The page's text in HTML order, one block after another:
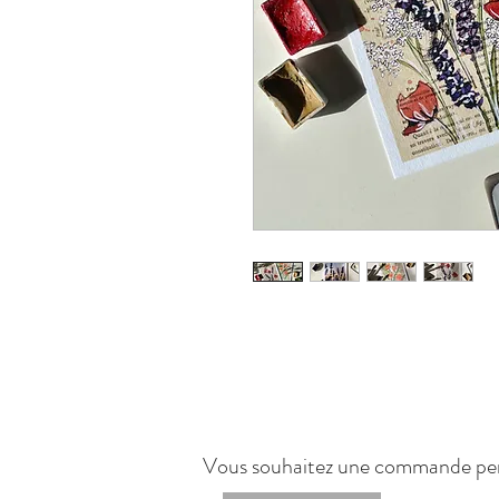
Vous souhaitez une commande